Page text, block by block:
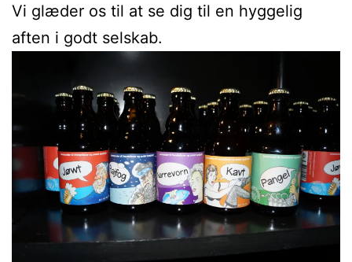
Vi glæder os til at se dig til en hyggelig
aften i godt selskab.